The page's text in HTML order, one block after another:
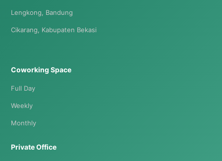
Lengkong, Bandung
Cikarang, Kabupaten Bekasi
Coworking Space
Full Day
Weekly
Monthly
Private Office